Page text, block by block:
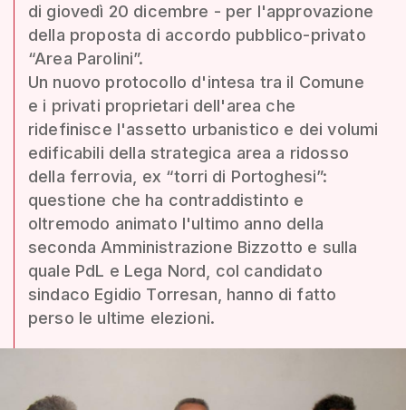
di giovedì 20 dicembre - per l'approvazione
della proposta di accordo pubblico-privato
“Area Parolini”.
Un nuovo protocollo d'intesa tra il Comune
e i privati proprietari dell'area che
ridefinisce l'assetto urbanistico e dei volumi
edificabili della strategica area a ridosso
della ferrovia, ex “torri di Portoghesi”:
questione che ha contraddistinto e
oltremodo animato l'ultimo anno della
seconda Amministrazione Bizzotto e sulla
quale PdL e Lega Nord, col candidato
sindaco Egidio Torresan, hanno di fatto
perso le ultime elezioni.